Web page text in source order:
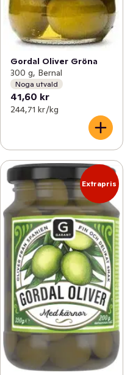
Gordal Oliver Gröna
300 g, Bernal
Noga utvald
41,60 kr
244,71 kr /kg
Extrapris